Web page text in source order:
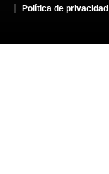
Política de privacidad